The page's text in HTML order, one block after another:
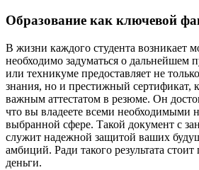
Образование как ключевой
В жизни каждого студента возникает
необходимо задуматься о дальнейшем
или техникуме предоставляет не
знания, но и престижный сертификат,
важным аттестатом в резюме. Он
что вы владеете всеми необходимыми
выбранной сфере. Такой документ с
служит надежной защитой ваших
амбиций. Ради такого результата стоит
деньги.